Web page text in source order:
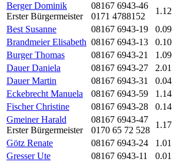
Berger Dominik
Erster Bürgermeister
08167 6943-46
0171 4788152
1.12
Best Susanne
08167 6943-19 0.09
Brandmeier Elisabeth 08167 6943-13 0.10
Burger Thomas
08167 6943-21 1.09
Dauer Daniela
08167 6943-27 2.01
Dauer Martin
08167 6943-31 0.04
Eckebrecht Manuela
08167 6943-59 1.14
Fischer Christine
08167 6943-28 0.14
Gmeiner Harald
Erster Bürgermeister
08167 6943-47
0170 65 72 528
1.17
Götz Renate
08167 6943-24 1.01
Gresser Ute
08167 6943-11 0.01